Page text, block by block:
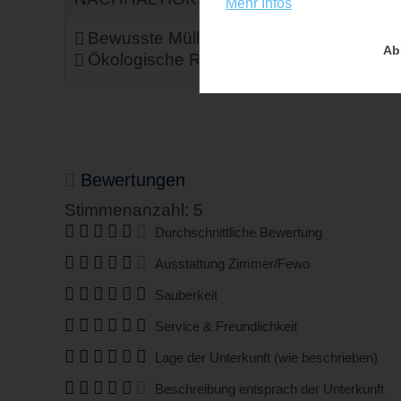
Bewusste Müllvermeidung
Ökologische Reinigungsmittel
Bewertungen
Stimmenanzahl: 5
Durchschnittliche Bewertung
Ausstattung Zimmer/Fewo
Sauberkeit
Service & Freundlichkeit
Lage der Unterkunft (wie beschrieben)
Beschreibung entsprach der Unterkunft
Mehr Infos